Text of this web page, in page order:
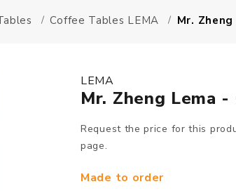
Coffee Tables LEMA Mr.
LEMA
Mr. Zheng Lema
Request the price for this
page.
Made to order